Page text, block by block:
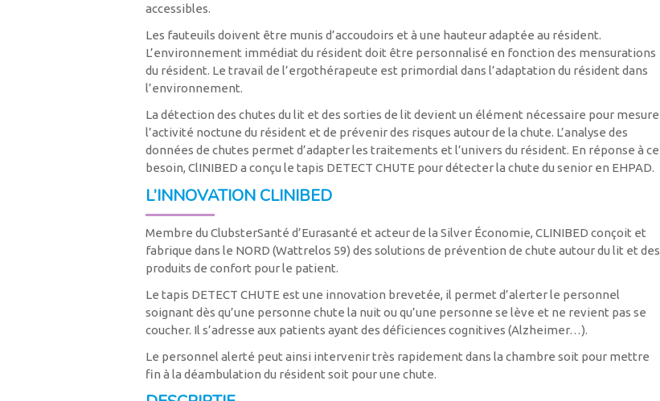
accessibles.
Les fauteuils doivent être munis d’accoudoirs et à une hauteur adaptée au résident.
L’environnement immédiat du résident doit être personnalisé en fonction des mensurations
du résident. Le travail de l’ergothérapeute est primordial dans l’adaptation du résident dans
l’environnement.
La détection des chutes du lit et des sorties de lit devient un élément nécessaire pour mesure
l’activité noctune du résident et de prévenir des risques autour de la chute. L’analyse des
données de chutes permet d’adapter les traitements et l’univers du résident. En réponse à ce
besoin, ClINIBED a conçu le tapis DETECT CHUTE pour détecter la chute du senior en EHPAD.
L’INNOVATION CLINIBED
Membre du ClubsterSanté d’Eurasanté et acteur de la Silver Économie, CLINIBED conçoit et
fabrique dans le NORD (Wattrelos 59) des solutions de prévention de chute autour du lit et des
produits de confort pour le patient.
Le tapis DETECT CHUTE est une innovation brevetée, il permet d’alerter le personnel
soignant dès qu’une personne chute la nuit ou qu’une personne se lève et ne revient pas se
coucher. Il s’adresse aux patients ayant des déficiences cognitives (Alzheimer…).
Le personnel alerté peut ainsi intervenir très rapidement dans la chambre soit pour mettre
fin à la déambulation du résident soit pour une chute.